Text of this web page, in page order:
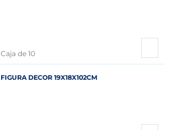
Caja de 10
FIGURA DECOR 19X18X102CM